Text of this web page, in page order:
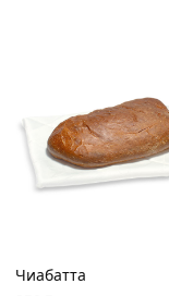
Чиабатта